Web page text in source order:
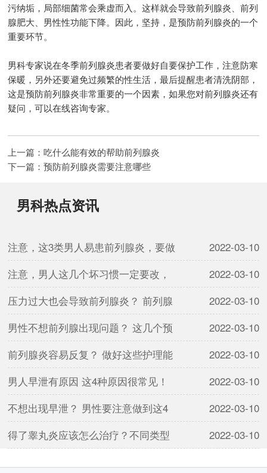
污纳垢，局部细菌常会乘虚而入。这样就会导致前列腺炎、前列
腺肥大、男性性功能下降。因此，坚持，是预防前列腺炎的一个
重要环节。
男科专家说在冬季前列腺炎患者要做好自要保护工作，注意防寒
保暖，另外还要避免过频繁的性生活，最后提醒患者清洗阴部，
这是预防前列腺炎非常重要的一个因素，如果您对前列腺炎还有
疑问，可以在线咨询专家。
上一篇：吃什么能有效的帮助前列腺炎
下一篇：预防前列腺炎需要注意哪些
男科热点资讯
注意，这3类男人易患前列腺炎，要做
2022-03-10
注意，男人这几个坏习惯一定要改，
2022-03-10
压力过大也会导致前列腺炎？ 前列腺
2022-03-10
男性不想前列腺出现问题？ 这几个预
2022-03-10
前列腺炎容易反复？ 做好这些护理能
2022-03-10
男人早泄有原因 这4种原因很常见！
2022-03-10
不想出现早泄？ 男性要注意做到这4
2022-03-10
得了睾丸炎应该怎么治疗？不同类型
2022-03-10